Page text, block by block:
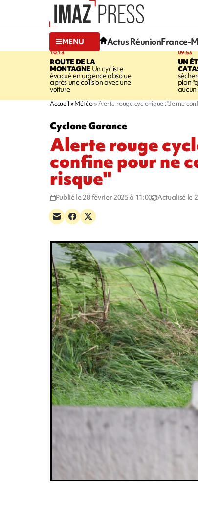
MENU Actus RéunionFrance-
10:13
ROUTE DE LA
MONTAGNEUn cycliste
évacué en urgence absolue
après une collision avec une
voiture
09:53
UN
plan
aucun
Accueil Météo Alerte rouge cyclonique : "Je me
Cyclone Garance
Alerte rouge
confine pour ne
risque"
Publié le 28 février 2025 à 11:00 Actualisé le